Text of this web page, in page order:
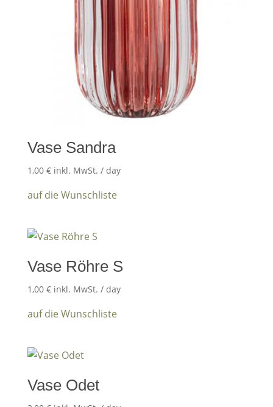
Vase Sandra
1,00 € inkl. MwSt. / day
auf die Wunschliste
Vase Röhre S
1,00 € inkl. MwSt. / day
auf die Wunschliste
Vase Odet